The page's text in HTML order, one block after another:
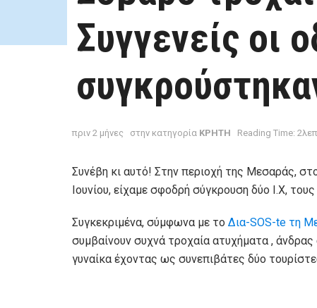
Συγγενείς οι
πριν 2 μήνες στην κατηγορία ΚΡΗΤΗ Reading Time:
Συνέβη κι αυτό! Στην περιοχή της Μεσαράς,
Ιουνίου, είχαμε σφοδρή σύγκρουση δύο Ι.Χ,
Συγκεκριμένα, σύμφωνα με το Δια-SOS-te τη
συμβαίνουν συχνά τροχαία ατυχήματα ,
γυναίκα έχοντας ως συνεπιβάτες δύο